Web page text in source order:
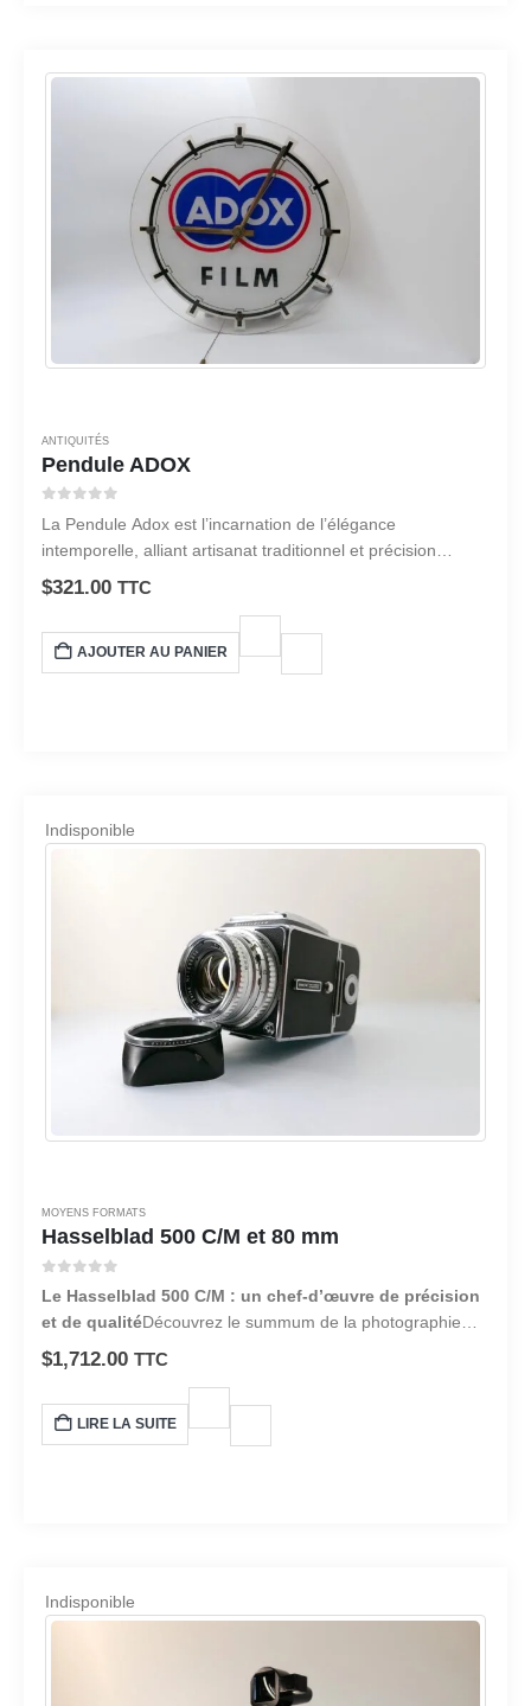
ANTIQUITÉS
Pendule ADOX
La Pendule Adox est l’incarnation de l’élégance
intemporelle, alliant artisanat traditionnel et précision
moderne. Ce garde-temps exquis est plus qu’une simple
horloge ; C’est un symbole de sophistication et de goût
raffiné.
$321.00 TTC
AJOUTER AU PANIER
Indisponible
MOYENS FORMATS
Hasselblad 500 C/M et 80 mm
Le Hasselblad 500 C/M : un chef-d’œuvre de précision
et de qualitéDécouvrez le summum de la photographie
moyen format avec le Hasselblad 500 C/M. Cet appareil
photo emblématique a établi la norme pour les
photographes professionnels depuis plus d’un demi-siècle,
offrant une qualité d’image et une fiabilité inégalées.
$1,712.00 TTC
LIRE LA SUITE
Indisponible